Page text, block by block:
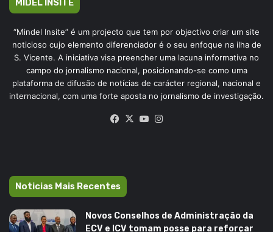
MIDEL INSITE
“Mindel Insite” é um projecto que tem por objectivo criar um site
noticioso cujo elemento diferenciador é o seu enfoque na ilha de
S. Vicente. A iniciativa visa preencher uma lacuna informativa no
campo do jornalismo nacional, posicionando-se como uma
plataforma de difusão de notícias de carácter regional, nacional e
internacional, com uma forte aposta no jornalismo de investigação.
Facebook
X YouTube
Noticias Mais Recentes
Novos Conselhos de Administração da
ECV e ICV tomam posse para reforçar